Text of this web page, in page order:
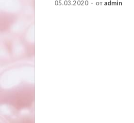
05.03.2020 - от admin